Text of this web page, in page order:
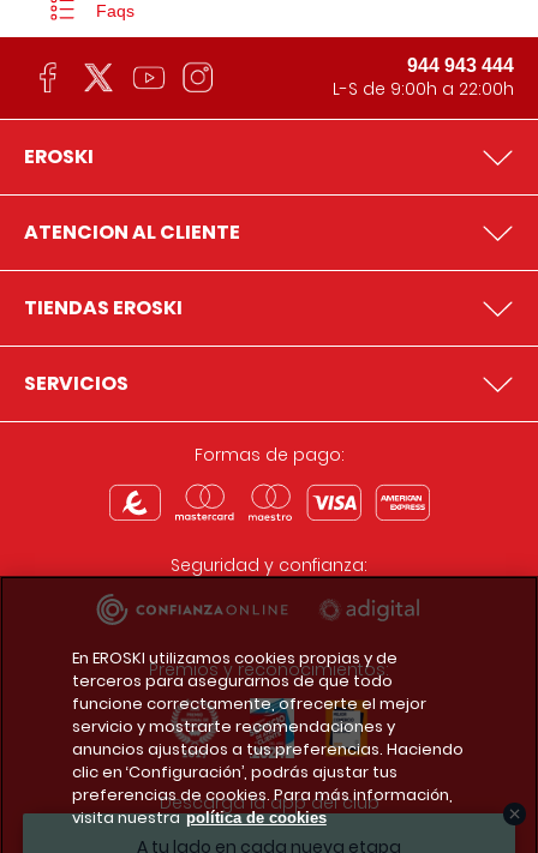
A tu lado en cada nueva etapa
Faqs
944 943 444
L-S de 9:00h a 22:00h
EROSKI
ATENCION AL CLIENTE
TIENDAS EROSKI
SERVICIOS
Formas de pago:
Seguridad y confianza:
Premios y reconocimientos:
Descarga la app del club
En EROSKI utilizamos cookies propias y de
terceros para asegurarnos de que todo
funcione correctamente, ofrecerte el mejor
servicio y mostrarte recomendaciones y
anuncios ajustados a tus preferencias. Haciendo
clic en ‘Configuración’, podrás ajustar tus
preferencias de cookies. Para más información,
visita nuestra política de cookies